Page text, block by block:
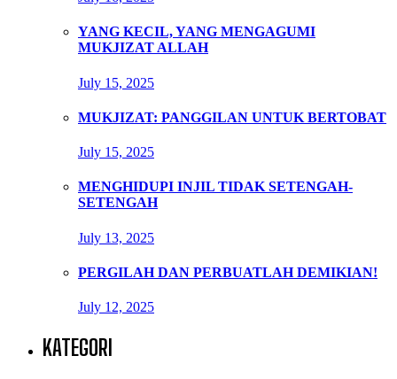
YANG KECIL, YANG MENGAGUMI
MUKJIZAT ALLAH
July 15, 2025
MUKJIZAT: PANGGILAN UNTUK BERTOBAT
July 15, 2025
MENGHIDUPI INJIL TIDAK SETENGAH-
SETENGAH
July 13, 2025
PERGILAH DAN PERBUATLAH DEMIKIAN!
July 12, 2025
KATEGORI